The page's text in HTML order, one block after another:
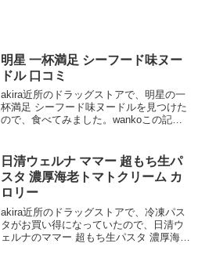
明星 一杯満足 シーフード味ヌー
ドル 口コミ
akira近所のドラッグストアで、明星の一
杯満足 シーフード味ヌードルを見つけた
ので、食べてみました。wankoこの記事
介するよ！明星 一杯満足 シーフード味ヌ
ー...
日清ウェルナ ママー 超もち生パ
スタ 濃厚海老トマトクリーム カ
ロリー
akira近所のドラッグストアで、冷凍パス
タがお買い得になっていたので、日清ウ
ェルナのママー 超もち生パスタ 濃厚海老